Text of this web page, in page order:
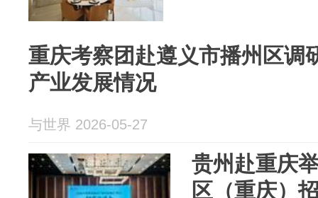
重庆考察团赴遵义市播州区调
产业发展情况
与世界 2026-05-27
贵州赴重庆
区（重庆）